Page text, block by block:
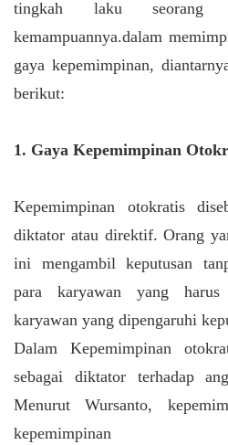
tingkah laku seorang
kemampuannya.dalam
gaya kepemimpinan,
berikut:
1. Gaya Kepemimpinan
Kepemimpinan otokratis
diktator atau direktif. Orang
ini mengambil keputusan
para karyawan yang harus
karyawan yang dipengaruhi
Dalam Kepemimpinan
sebagai diktator terhadap
Menurut Wursanto,
kepemimpinan